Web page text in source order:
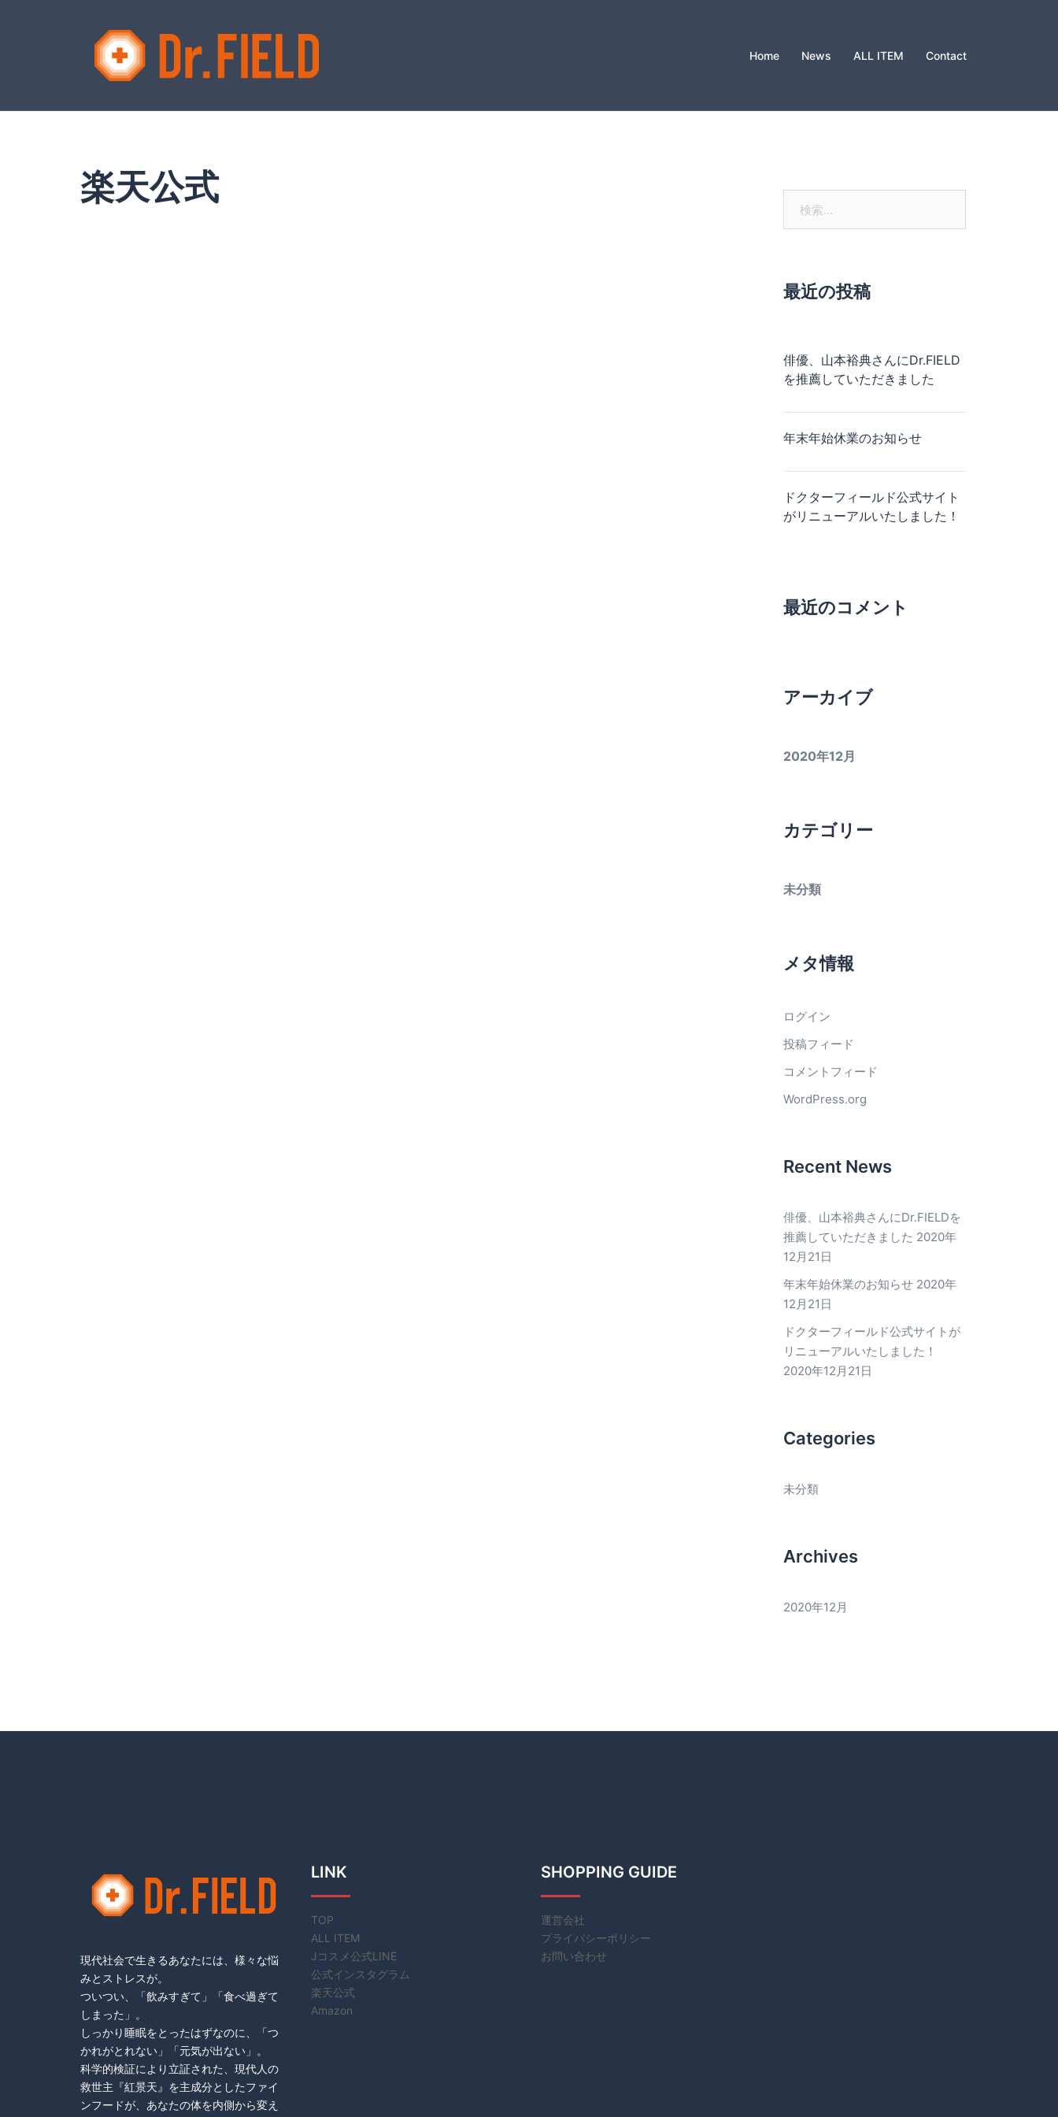
へ
Home News ALL ITEM Contact
楽天公式
最近の投稿
俳優、山本裕典さんにDr.FIELD
を推薦していただきました
年末年始休業のお知らせ
ドクターフィールド公式サイト
がリニューアルいたしました！
最近のコメント
アーカイブ
2020年12月
カテゴリー
未分類
メタ情報
ログイン
投稿フィード
コメントフィード
WordPress.org
Recent News
俳優、山本裕典さんにDr.FIELDを
推薦していただきました 2020年
12月21日
年末年始休業のお知らせ 2020年
12月21日
ドクターフィールド公式サイトが
リニューアルいたしました！
2020年12月21日
Categories
未分類
Archives
2020年12月
現代社会で生きるあなたには、様々な悩
みとストレスが。
ついつい、「飲みすぎて」「食べ過ぎて
しまった」。
しっかり睡眠をとったはずなのに、「つ
かれがとれない」「元気が出ない」。
科学的検証により立証された、現代人の
救世主『紅景天』を主成分としたファイ
ンフードが、あなたの体を内側から変え
LINK
TOP
ALL ITEM
Jコスメ公式LINE
公式インスタグラム
楽天公式
Amazon
SHOPPING GUIDE
運営会社
プライバシーポリシー
お問い合わせ